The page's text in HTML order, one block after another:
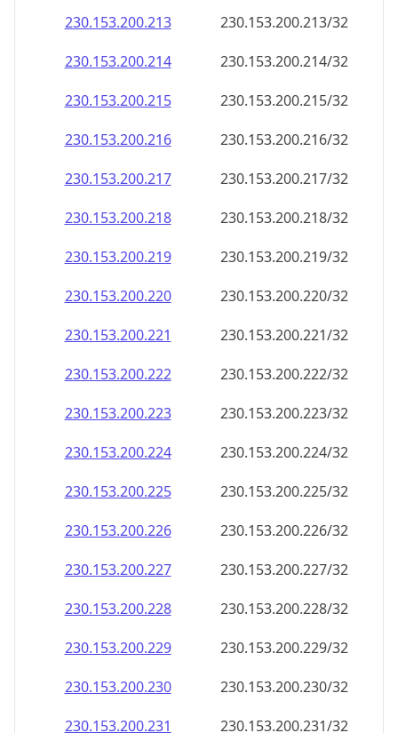
230.153.200.213
230.153.200.213/32
230.153.200.214
230.153.200.214/32
230.153.200.215
230.153.200.215/32
230.153.200.216
230.153.200.216/32
230.153.200.217
230.153.200.217/32
230.153.200.218
230.153.200.218/32
230.153.200.219
230.153.200.219/32
230.153.200.220
230.153.200.220/32
230.153.200.221
230.153.200.221/32
230.153.200.222
230.153.200.222/32
230.153.200.223
230.153.200.223/32
230.153.200.224
230.153.200.224/32
230.153.200.225
230.153.200.225/32
230.153.200.226
230.153.200.226/32
230.153.200.227
230.153.200.227/32
230.153.200.228
230.153.200.228/32
230.153.200.229
230.153.200.229/32
230.153.200.230
230.153.200.230/32
230.153.200.231
230.153.200.231/32